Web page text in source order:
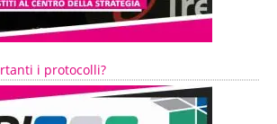
i protocolli?